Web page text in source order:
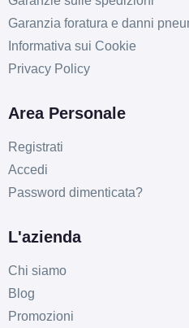
Garanzia foratura e danni
Informativa sui Cookie
Privacy Policy
Area Personale
Registrati
Accedi
Password dimenticata?
L'azienda
Chi siamo
Blog
Promozioni